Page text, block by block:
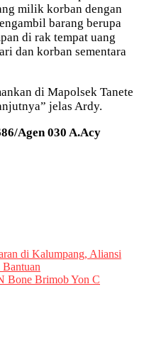
milik korban dengan
barang berupa
di rak tempat uang
dan korban sementara
di Mapolsek Tanete
jelas Ardy.
Agen 030 A.Acy
di Kalumpang, Aliansi
Bone Brimob Yon C